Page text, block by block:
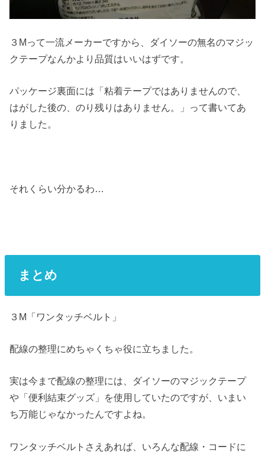
３Mって一流メーカーですから、ダイソーの無名のマジッ
クテープなんかより品質はいいはずです。
パッケージ裏面には「粘着テープではありませんので、
はがした後の、のり残りはありません。」って書いてあ
りました。
それくらい分かるわ…
まとめ
３M「ワンタッチベルト」
配線の整理にめちゃくちゃ役に立ちました。
実は今まで配線の整理には、ダイソーのマジックテープ
や「便利結束グッズ」を使用していたのですが、いまい
ち万能じゃなかったんですよね。
ワンタッチベルトさえあれば、いろんな配線・コードに